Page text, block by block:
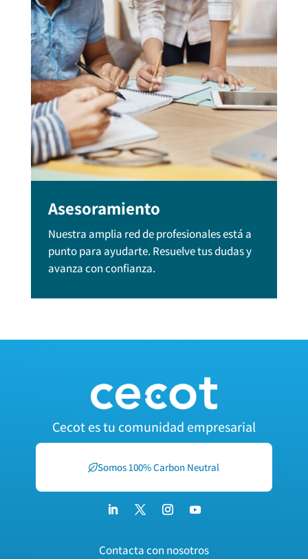
Asesoramiento
Nuestra amplia red de profesionales está a
punto para ayudarte. Resuelve tus dudas y
avanza con confianza.
Cecot es tu comunidad empresarial
Somos 100% Carbon Neutral
Contacta con nosotros